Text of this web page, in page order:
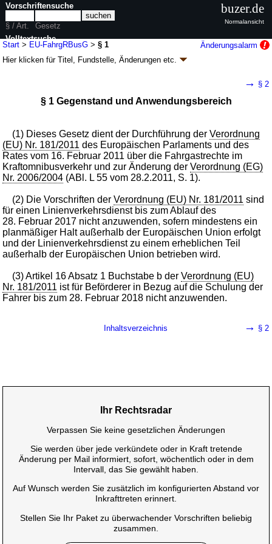
Start > EU-FahrgRBusG >§ 1
Änderungsalarm
Hier klicken fürTitel, Fundstelle, Änderungen etc.
Artikel 1 G. v. 23.07.2013BGBl. I S. 2547( Nr. 41); zuletzt geändert durch
3 weitere Fassungen | Drucksachen / Entwurf / Begründung |
wird in 9 Vorschriften zitiert
→ § 2
§ 1 Gegenstand und Anwendungsbereich
(1) Dieses Gesetz dient der Durchführung derVerordnung
(EU) Nr. 181/2011 des Europäischen Parlaments und des
Rates vom 16. Februar 2011 über die Fahrgastrechte im
Kraftomnibusverkehr und zur Änderung derVerordnung (EG)
Nr. 2006/2004 (ABl. L 55 vom 28.2.2011, S. 1).
(2) Die Vorschriften derVerordnung (EU) Nr. 181/2011 sind
für einen Linienverkehrsdienst bis zum Ablauf des
28. Februar 2017 nicht anzuwenden, sofern mindestens ein
planmäßiger Halt außerhalb der Europäischen Union erfolgt
und der Linienverkehrsdienst zu einem erheblichen Teil
außerhalb der Europäischen Union betrieben wird.
(3) Artikel 16 Absatz 1 Buchstabe b derVerordnung (EU)
Nr. 181/2011 ist für Beförderer in Bezug auf die Schulung der
Fahrer bis zum 28. Februar 2018 nicht anzuwenden.
Inhaltsverzeichnis → § 2
Vorschriftensuche
§ / Art.
Gesetz
Volltextsuche
nur in EU-FahrgRBusG
buzer.de
Normalansicht
Ihr Rechtsradar
Verpassen Sie keine gesetzlichen Änderungen
Sie werden über jede verkündete oder in Kraft tretende
Änderung per Mail informiert, sofort, wöchentlich oder in dem
Intervall, das Sie gewählt haben.
Auf Wunsch werden Sie zusätzlich im konfigurierten Abstand vor
Inkrafttreten erinnert.
Stellen Sie Ihr Paket zu überwachender Vorschriften beliebig
zusammen.